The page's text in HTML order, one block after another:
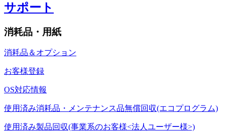
サポート
消耗品・用紙
消耗品＆オプション
お客様登録
OS対応情報
使用済み消耗品・メンテナンス品無償回収(エコプログラム)
使用済み製品回収(事業系のお客様<法人ユーザー様>)